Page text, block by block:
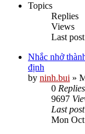
Topics
Replies
Views
Last post
Nhắc nhở
định
by ninh.bui »
0 Replies
9697
Last post
Mon